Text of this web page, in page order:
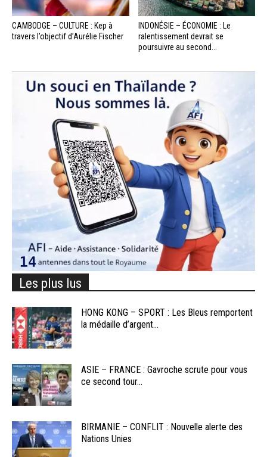
CAMBODGE – CULTURE : Kep à
travers l’objectif d’Aurélie Fischer
INDONÉSIE – ÉCONOMIE : Le
ralentissement devrait se
poursuivre au second...
Les plus lus
HONG KONG – SPORT : Les Bleus remportent
la médaille d’argent...
ASIE – FRANCE : Gavroche scrute pour vous
ce second tour...
BIRMANIE – CONFLIT : Nouvelle alerte des
Nations Unies